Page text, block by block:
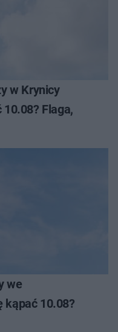
w Krynicy
Flaga,
we
kąpać 10.08?